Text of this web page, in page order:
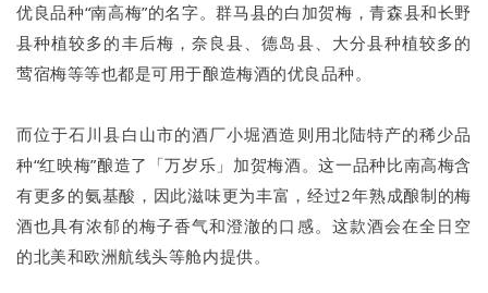
优良品种“南高梅”的名字。群马县的白加贺梅，青森县和长野
县种植较多的丰后梅，奈良县、德岛县、大分县种植较多的
莺宿梅等等也都是可用于酿造梅酒的优良品种。
而位于石川县白山市的酒厂小堀酒造则用北陆特产的稀少品
种“红映梅”酿造了「万岁乐」加贺梅酒。这一品种比南高梅含
有更多的氨基酸，因此滋味更为丰富，经过2年熟成酿制的梅
酒也具有浓郁的梅子香气和澄澈的口感。这款酒会在全日空
的北美和欧洲航线头等舱内提供。